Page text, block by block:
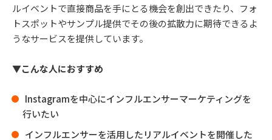
ルイベントで直接商品を手にとる機会を創出できたり、フォ
トスポットやサンプル提供でその後の拡散力に期待できるよ
うなサービスを提供しています。
▼こんな人におすすめ
Instagramを中心にインフルエンサーマーケティングを
行いたい
インフルエンサーを活用したリアルイベントを開催した